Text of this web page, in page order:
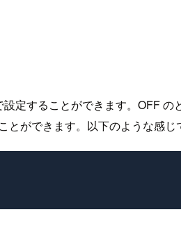
設定することができます。OFF の
とができます。以下のような感じ